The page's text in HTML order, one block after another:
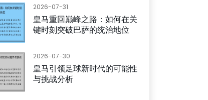
2026-07-31
皇马重回巅峰之路：如何在关
键时刻突破巴萨的统治地位
2026-07-30
皇马引领足球新时代的可能性
与挑战分析